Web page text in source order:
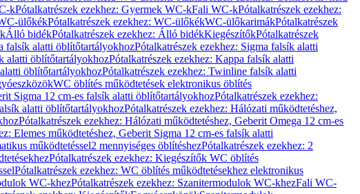
kPótalkatrészek ezekhez: Gyermek WC-kFali WC-kPótalkatrészek ezekhez:
ülőkékPótalkatrészek ezekhez: WC-ülőkékWC-ülőkarimákPótalkatrészek
Álló bidékPótalkatrészek ezekhez: Álló bidékKiegészítőkPótalkatrészek
falsík alatti öblítőtartályokhozPótalkatrészek ezekhez: Sigma falsík alatti
alatti öblítőtartályokhozPótalkatrészek ezekhez: Kappa falsík alatti
öblítőtartályokhozPótalkatrészek ezekhez: Twinline falsík alatti
WC öblítés működtetések elektronikus öblítés
Sigma 12 cm-es falsík alatti öblítőtartályokhozPótalkatrészek ezekhez:
alatti öblítőtartályokhozPótalkatrészek ezekhez: Hálózati működtetéshez,
Pótalkatrészek ezekhez: Hálózati működtetéshez, Geberit Omega 12 cm-es
Elemes működtetéshez, Geberit Sigma 12 cm-es falsík alatti
működtetéssel2 mennyiséges öblítéshezPótalkatrészek ezekhez: 2
Pótalkatrészek ezekhez: Kiegészítők WC öblítés
Pótalkatrészek ezekhez: WC öblítés működtetésekhez elektronikus
WC-khezPótalkatrészek ezekhez: Szanitermodulok WC-khezFali WC-